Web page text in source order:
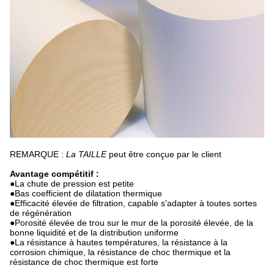
REMARQUE : La TAILLEpeut être conçue par le client
Avantage compétitif :
●La chute de pression est petite
●Bas coefficient de dilatation thermique
●Efficacité élevée de filtration, capable s'adapter à toutes sortes
de régénération
●Porosité élevée de trou sur le mur de la porosité élevée, de la
bonne liquidité et de la distribution uniforme
●La résistance à hautes températures, la résistance à la
corrosion chimique, la résistance de choc thermique et la
résistance de choc thermique est forte